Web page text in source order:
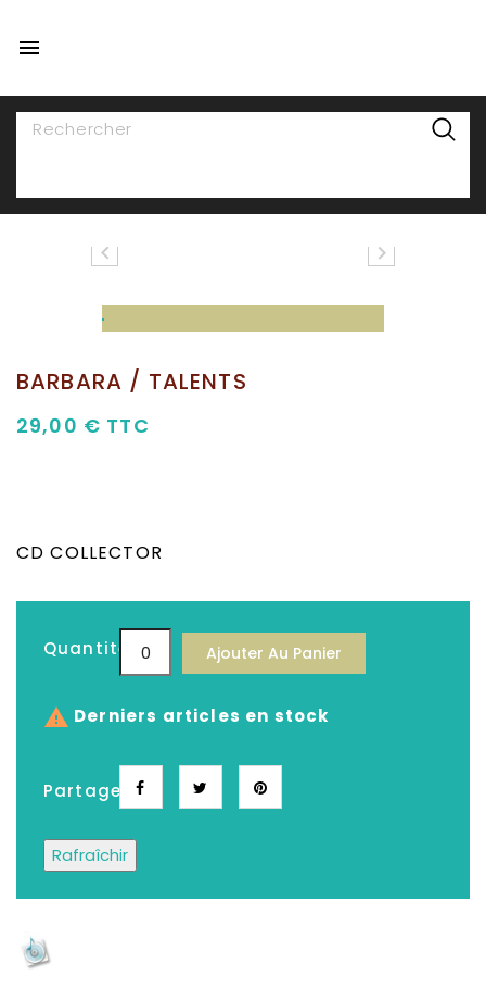

 
BARBARA / TALENTS
29,00 € TTC
CD COLLECTOR
Quantité Ajouter Au Panier
 Derniers articles en stock
Partager